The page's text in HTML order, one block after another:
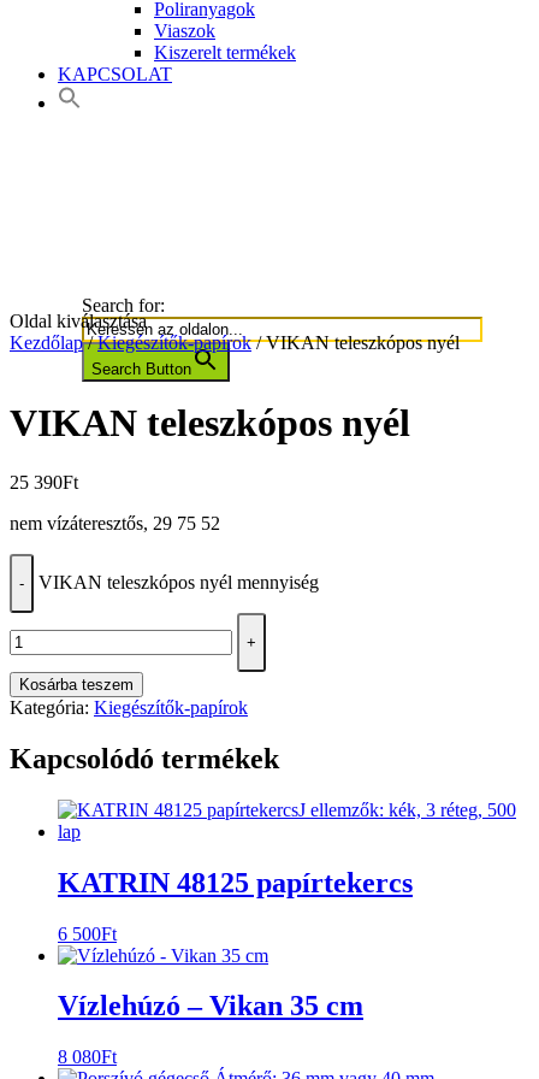
Poliranyagok
Viaszok
Kiszerelt termékek
KAPCSOLAT
Search for:
Search Button
Oldal kiválasztása
Kezdőlap/Kiegészítők-papírok/ VIKAN teleszkópos nyél
VIKAN teleszkópos nyél
25 390Ft
nem vízáteresztős, 29 75 52
- VIKAN teleszkópos nyél mennyiség
+
Kosárba teszem
Kategória: Kiegészítők-papírok
Kapcsolódó termékek
KATRIN 48125 papírtekercs
6 500Ft
Vízlehúzó – Vikan 35 cm
8 080Ft